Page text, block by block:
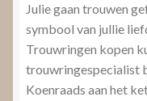
Julie gaan trouwen
symbool van jullie
Trouwringen kopen
trouwringespecialist
Koenraads aan het